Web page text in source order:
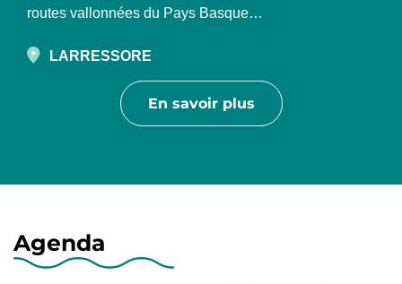
routes vallonnées du Pays Basque…
LARRESSORE
En savoir plus
Agenda